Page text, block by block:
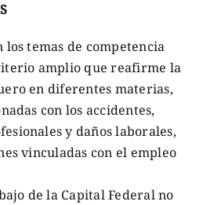
los temas de competencia
amplio que reafirme la
en diferentes materias,
con los accidentes,
y daños laborales,
vinculadas con el empleo
de la Capital Federal no